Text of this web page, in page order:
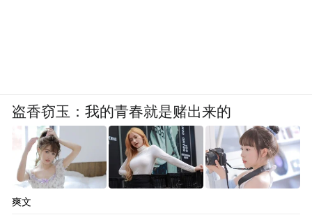
盗香窃玉：我的青春就是赌出来的
爽文